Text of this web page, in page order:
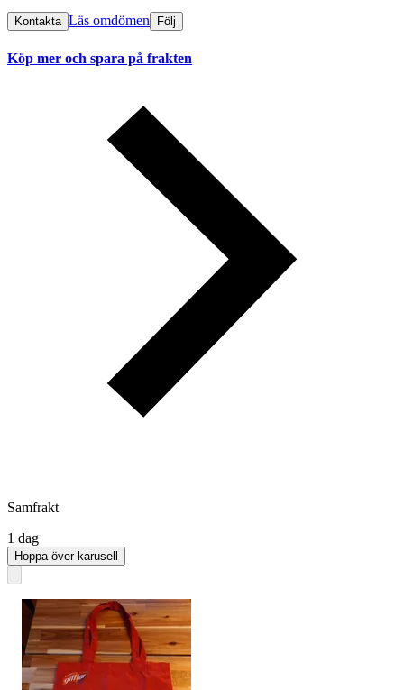
Kontakta Läs omdömen Följ
Köp mer och spara på frakten
Samfrakt
1 dag
Hoppa över karusell